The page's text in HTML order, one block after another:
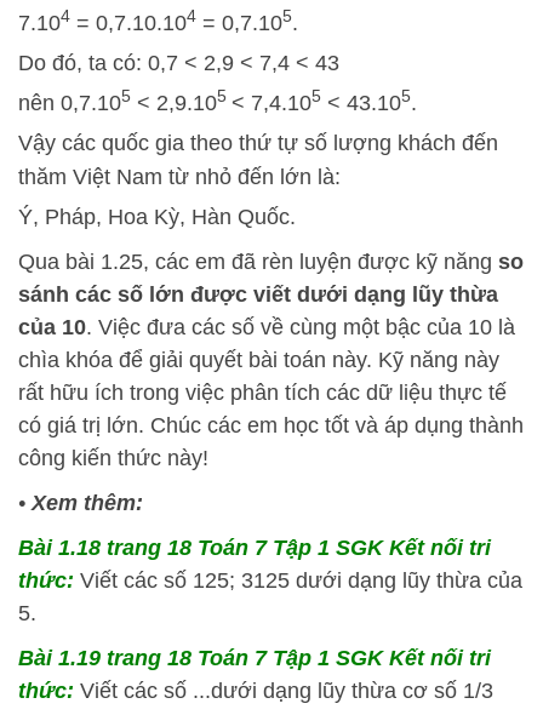
7.104 = 0,7.10.104 = 0,7.105.
Do đó, ta có: 0,7 < 2,9 < 7,4 < 43
nên 0,7.105 < 2,9.105 < 7,4.105 < 43.105.
Vậy các quốc gia theo thứ tự số lượng khách đến
thăm Việt Nam từ nhỏ đến lớn là:
Ý, Pháp, Hoa Kỳ, Hàn Quốc.
Qua bài 1.25, các em đã rèn luyện được kỹ năng so
sánh các số lớn được viết dưới dạng lũy thừa
của 10. Việc đưa các số về cùng một bậc của 10 là
chìa khóa để giải quyết bài toán này. Kỹ năng này
rất hữu ích trong việc phân tích các dữ liệu thực tế
có giá trị lớn. Chúc các em học tốt và áp dụng thành
công kiến thức này!
•Xem thêm:
Bài 1.18 trang 18 Toán 7 Tập 1 SGK Kết nối tri
thức: Viết các số 125; 3125 dưới dạng lũy thừa của
5.
Bài 1.19 trang 18 Toán 7 Tập 1 SGK Kết nối tri
thức: Viết các số ...dưới dạng lũy thừa cơ số 1/3